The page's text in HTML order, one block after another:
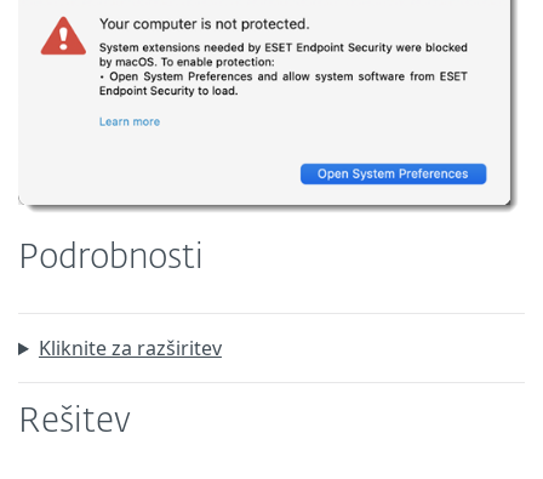
Podrobnosti
Kliknite za razširitev
Rešitev